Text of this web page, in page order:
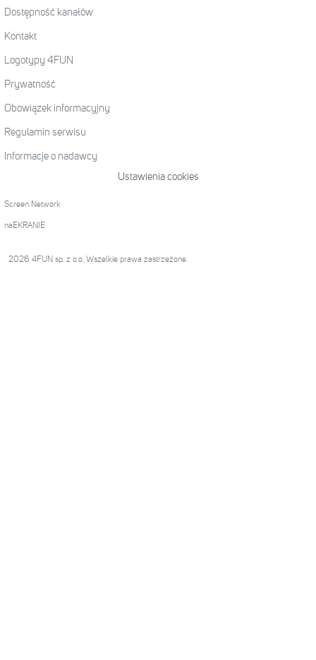
Dostępność kanałów
Kontakt
Logotypy 4FUN
Prywatność
Obowiązek informacyjny
Regulamin serwisu
Informacje o nadawcy
Ustawienia cookies
Screen Network
naEKRANIE
2026 4FUN sp. z o.o. Wszelkie prawa zastrzeżone.